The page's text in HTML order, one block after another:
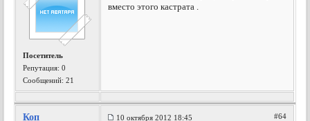
Посетитель
Репутация:0
Сообщений: 21
вместо этого кастрата .
Коп 10 октября 2012 18:45 #64